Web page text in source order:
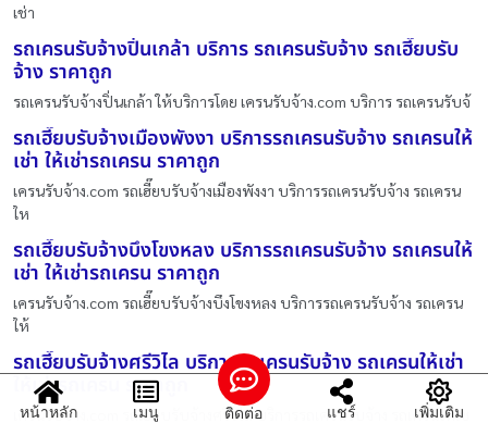
เช่า
รถเครนรับจ้างปิ่นเกล้า บริการ รถเครนรับจ้าง รถเฮี๊ยบรับ
จ้าง ราคาถูก
รถเครนรับจ้างปิ่นเกล้า ให้บริการโดย เครนรับจ้าง.com บริการ รถเครนรับจ้
รถเฮี๊ยบรับจ้างเมืองพังงา บริการรถเครนรับจ้าง รถเครนให้
เช่า ให้เช่ารถเครน ราคาถูก
เครนรับจ้าง.com รถเฮี๊ยบรับจ้างเมืองพังงา บริการรถเครนรับจ้าง รถเครน
ให
รถเฮี๊ยบรับจ้างบึงโขงหลง บริการรถเครนรับจ้าง รถเครนให้
เช่า ให้เช่ารถเครน ราคาถูก
เครนรับจ้าง.com รถเฮี๊ยบรับจ้างบึงโขงหลง บริการรถเครนรับจ้าง รถเครน
ให้
รถเฮี๊ยบรับจ้างศรีวิไล บริการรถเครนรับจ้าง รถเครนให้เช่า
ให้เช่ารถเครน ราคาถูก
เครนรับจ้าง.com รถเฮี๊ยบรับจ้างศรีวิไล บริการรถเครนรับจ้าง รถเครนให้เช
หน้าหลัก เมนู ติดต่อ แชร์ เพิ่มเติม